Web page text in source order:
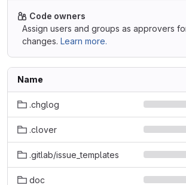
Code owners
Assign users and groups as approvers
changes. Learn more.
Name
.chglog
.clover
.gitlab/issue_templates
doc